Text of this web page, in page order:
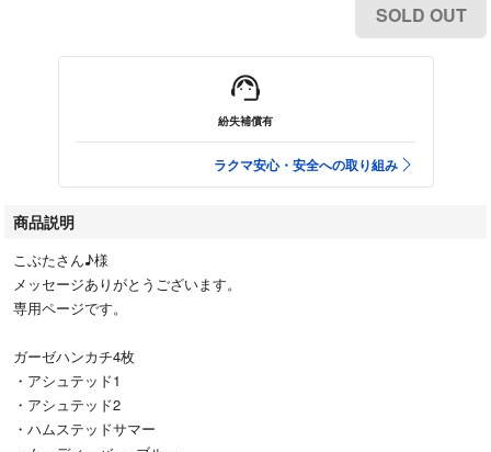
SOLD OUT
紛失補償有
ラクマ安心・安全への取り組み
商品説明
こぶたさん♪様
メッセージありがとうございます。
専用ページです。
ガーゼハンカチ4枚
・アシュテッド1
・アシュテッド2
・ハムステッドサマー